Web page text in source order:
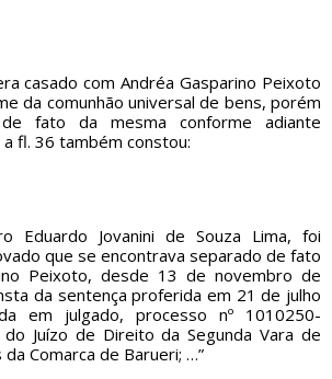
casado com Andréa Gasparino Peixoto
da comunhão universal de bens, porém
fato da mesma conforme adiante
a fl. 36 também constou:
Eduardo Jovanini de Souza Lima, foi
que se encontrava separado de fato
Peixoto, desde 13 de novembro de
da sentença proferida em 21 de julho
em julgado, processo nº 1010250-
do Juízo de Direito da Segunda Vara de
da Comarca de Barueri; …”